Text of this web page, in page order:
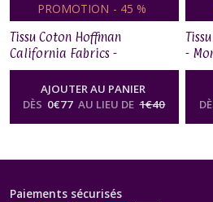
PROMOTION - 45 %
Tissu Coton Hoffman
California Fabrics -
Fuchsia/Metallic Or et Argent
AJOUTER AU PANIER
DÈS 0€77 AU LIEU DE 1€40
-
Paiements sécurisés